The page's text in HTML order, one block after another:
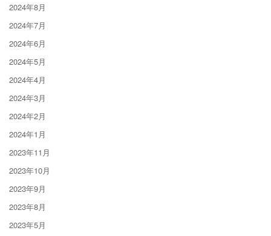
2024年8月
2024年7月
2024年6月
2024年5月
2024年4月
2024年3月
2024年2月
2024年1月
2023年11月
2023年10月
2023年9月
2023年8月
2023年5月